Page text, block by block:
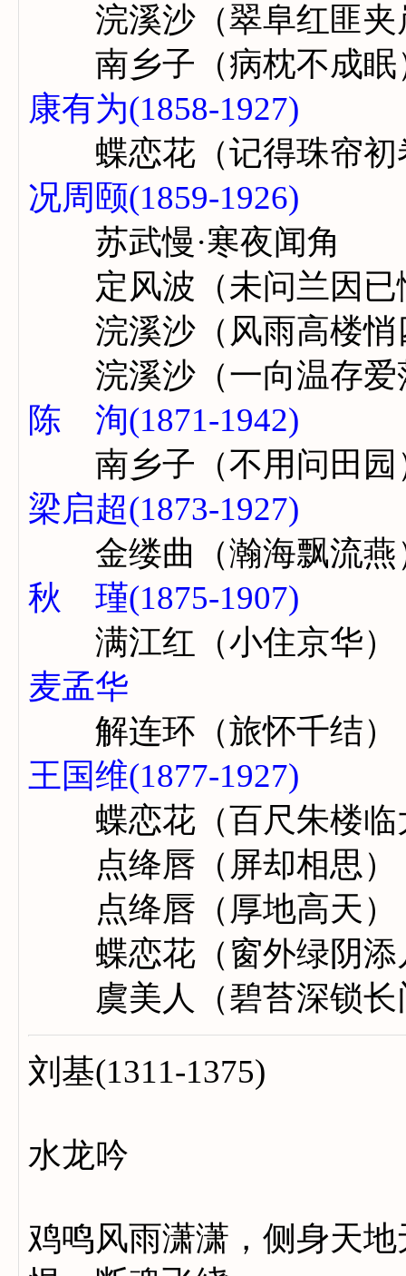
浣溪沙（翠阜红匪夹
南乡子（病枕不成眠
康有为(1858-1927)
蝶恋花（记得珠帘初
况周颐(1859-1926)
苏武慢·寒夜闻角
定风波（未问兰因已
浣溪沙（风雨高楼悄
浣溪沙（一向温存爱
陈 洵(1871-1942)
南乡子（不用问田园
梁启超(1873-1927)
金缕曲（瀚海飘流燕
秋 瑾(1875-1907)
满江红（小住京华）
麦孟华
解连环（旅怀千结）
王国维(1877-1927)
蝶恋花（百尺朱楼临
点绛唇（屏却相思）
点绛唇（厚地高天）
蝶恋花（窗外绿阴添
虞美人（碧苔深锁长
刘基(1311-1375)
水龙吟
鸡鸣风雨潇潇，侧身天